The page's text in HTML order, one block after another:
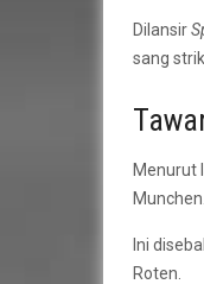
Dilansir
sang
Menurut
Munchen.
Ini
Roten.